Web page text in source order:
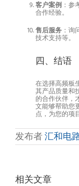
客户案例 ：参
合作经验。
售后服务 ：询
技术支持等。
四、结语
在选择高频板
其产品质量和
的合作伙伴，
文能够帮助您
点，为您的项
发布者汇和电
相关文章